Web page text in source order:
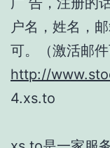
户名，姓名，
可。（激活邮
http://
4.xs.to